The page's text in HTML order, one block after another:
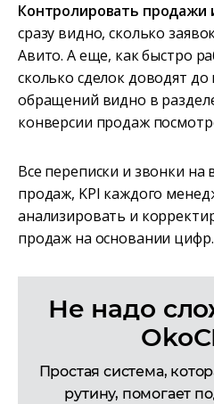
Контролировать продажи
сразу видно, сколько
Авито. А еще, как быстро
сколько сделок доводят
обращений видно в
конверсии продаж
Все переписки и звонки на
продаж, KPI каждого
анализировать и
продаж на основании цифр.
Не надо
Простая система,
рутину, помогает